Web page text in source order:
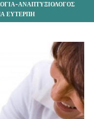
ΑΝΑΠΤΥΞΙΟΛΟΓΟΣ
ΕΥΤΕΡΠΗ